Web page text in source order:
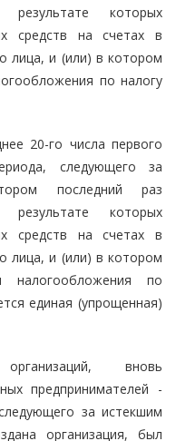
которых
средств на счетах в
лица, и (или) в котором
по налогу
20-го числа первого
следующего за
последний раз
которых
средств на счетах в
лица, и (или) в котором
по
единая (упрощенная)
вновь
предпринимателей -
за истекшим
организация, был